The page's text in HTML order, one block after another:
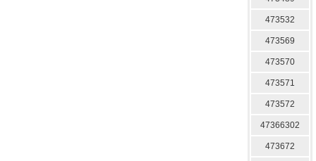
473532
473569
473570
473571
473572
47366302
473672